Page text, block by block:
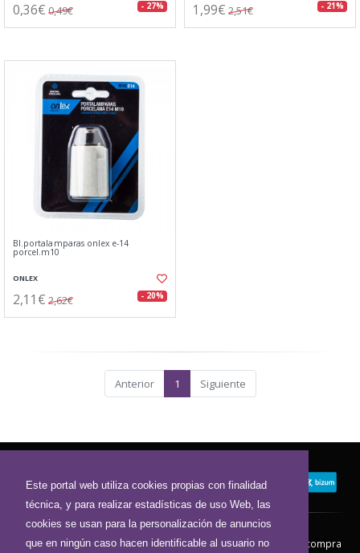
Este portal web utiliza cookies propias con finalidad
técnica, y para realizar estadísticas de uso Web, las
cookies se usan para la personalización de anuncios
que en ningún caso hacen identificable al usuario no
0,36€ 0,49€ - 27% 1,99€ 2,51€ - 21%
Bl.portalamparas onlex e-14
porcel.m10
ONLEX
2,11€ 2,62€ - 20%
Anterior 1 Siguiente
Contacto Aviso Legal Condiciones de compra